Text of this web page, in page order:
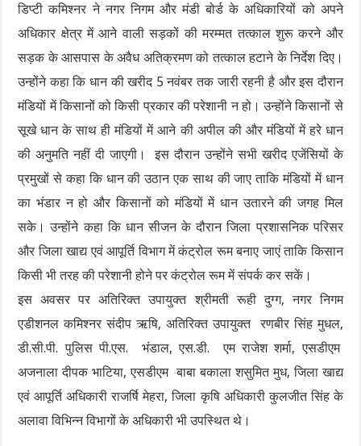
डिप्टी कमिश्नर ने नगर निगम और मंडी बोर्ड के अधिकारियों को अपने
अधिकार क्षेत्र में आने वाली सड़कों की मरम्मत तत्काल शुरू करने और
सड़क के आसपास के अवैध अतिक्रमण को तत्काल हटाने के निर्देश दिए।
उन्होंने कहा कि धान की खरीद 5 नवंबर तक जारी रहनी है और इस दौरान
मंडियों में किसानों को किसी प्रकार की परेशानी न हो। उन्होंने किसानों से
सूखे धान के साथ ही मंडियों में आने की अपील की और मंडियों में हरे धान
की अनुमति नहीं दी जाएगी। इस दौरान उन्होंने सभी खरीद एजेंसियों के
प्रमुखों से कहा कि धान की उठान एक साथ की जाए ताकि मंडियों में धान
का भंडार न हो और किसानों को मंडियों में धान उतारने की जगह मिल
सके। उन्होंने कहा कि धान सीजन के दौरान जिला प्रशासनिक परिसर
और जिला खाद्य एवं आपूर्ति विभाग में कंट्रोल रूम बनाए जाएं ताकि किसान
किसी भी तरह की परेशानी होने पर कंट्रोल रूम में संपर्क कर सकें।
इस अवसर पर अतिरिक्त उपायुक्त श्रीमती रूही दुग्ग, नगर निगम
एडीशनल कमिश्नर संदीप ऋषि, अतिरिक्त उपायुक्त रणबीर सिंह मुधल,
डी.सी.पी. पुलिस पी.एस. भंडाल, एस.डी. एम राजेश शर्मा, एसडीएम
अजनाला दीपक भाटिया, एसडीएम बाबा बकाला शसुमित मुध, जिला खाद्य
एवं आपूर्ति अधिकारी राजर्षि मेहरा, जिला कृषि अधिकारी कुलजीत सिंह के
अलावा विभिन्न विभागों के अधिकारी भी उपस्थित थे।